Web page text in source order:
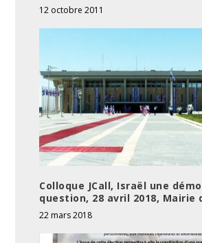
12 octobre 2011
Colloque JCall, Israël une
question, 28 avril 2018, Mairie
22 mars 2018